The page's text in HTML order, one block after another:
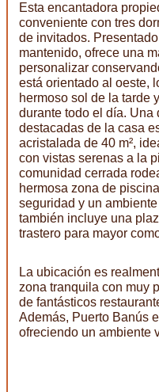
Esta encantadora
conveniente con tres
de invitados.
mantenido, ofrece una
personalizar
está orientado al oeste,
hermoso sol de la tarde
durante todo el día. Una
destacadas de la casa
acristalada de 40 m²,
con vistas serenas a la
comunidad cerrada
hermosa zona de
seguridad y un
también incluye una
trastero para mayor
La ubicación es
zona tranquila con muy
de fantásticos
Además, Puerto Banús
ofreciendo un ambiente